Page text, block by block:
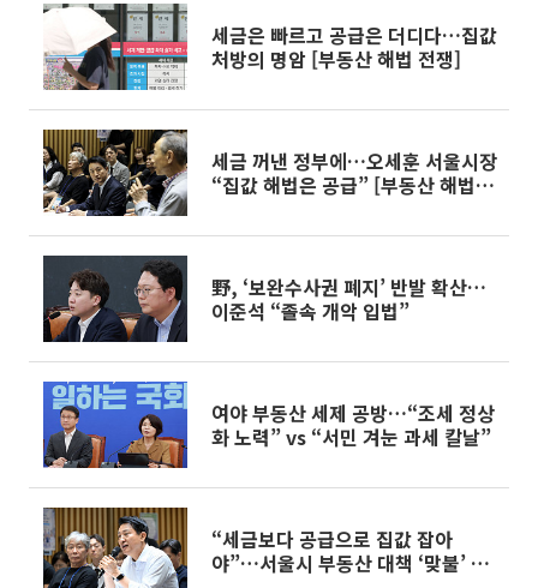
세금은 빠르고 공급은 더디다…집값
처방의 명암 [부동산 해법 전쟁]
세금 꺼낸 정부에…오세훈 서울시장
“집값 해법은 공급” [부동산 해법
野, ‘보완수사권 폐지’ 반발 확산…
이준석 “졸속 개악 입법”
여야 부동산 세제 공방…“조세 정상
화 노력” vs “서민 겨눈 과세 칼날”
“세금보다 공급으로 집값 잡아
야”…서울시 부동산 대책 ‘맞불’ 토